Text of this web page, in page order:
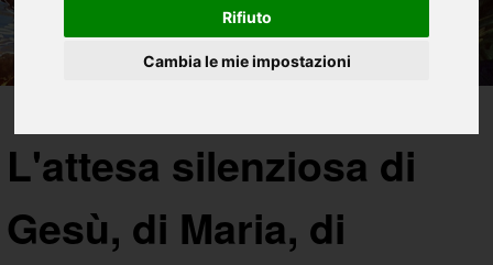
Rifiuto
Cambia le mie impostazioni
L'attesa silenziosa di
Gesù, di Maria, di